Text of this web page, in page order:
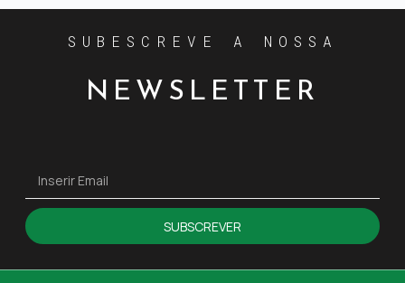
SUBESCREVE A NOSSA
NEWSLETTER
SUBSCREVER